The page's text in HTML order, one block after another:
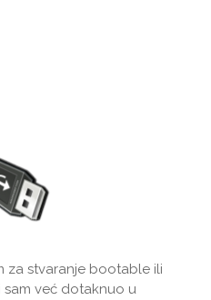
za stvaranje bootable ili
već dotaknuo u